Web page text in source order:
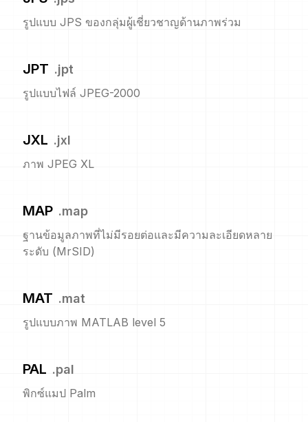
รูปแบบ JPS ของกลุ่มผู้เชี่ยวชาญด้านภาพร่วม
JPT .jpt
รูปแบบไฟล์ JPEG-2000
JXL .jxl
ภาพ JPEG XL
MAP .map
ฐานข้อมูลภาพที่ไม่มีรอยต่อและมีความละเอียดหลาย
ระดับ (MrSID)
MAT .mat
รูปแบบภาพ MATLAB level 5
PAL .pal
พิกซ์แมป Palm